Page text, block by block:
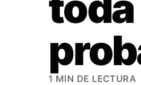
1 MIN DE LECTURA